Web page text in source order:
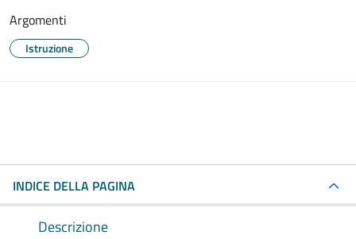
Argomenti
Istruzione
INDICE DELLA PAGINA
Descrizione